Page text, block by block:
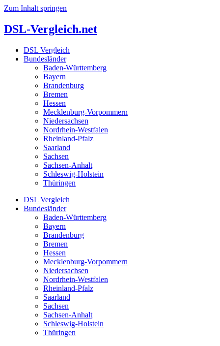
Zum Inhalt springen
DSL-Vergleich.net
DSL Vergleich
Bundesländer
Baden-Württemberg
Bayern
Brandenburg
Bremen
Hessen
Mecklenburg-Vorpommern
Niedersachsen
Nordrhein-Westfalen
Rheinland-Pfalz
Saarland
Sachsen
Sachsen-Anhalt
Schleswig-Holstein
Thüringen
DSL Vergleich
Bundesländer
Baden-Württemberg
Bayern
Brandenburg
Bremen
Hessen
Mecklenburg-Vorpommern
Niedersachsen
Nordrhein-Westfalen
Rheinland-Pfalz
Saarland
Sachsen
Sachsen-Anhalt
Schleswig-Holstein
Thüringen